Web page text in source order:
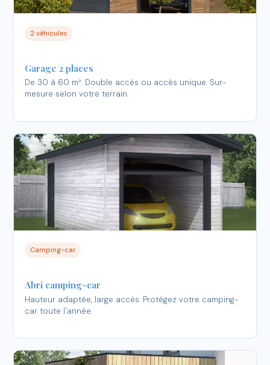
2 véhicules
Garage 2 places
De 30 à 60 m². Double accès ou accès unique. Sur-
mesure selon votre terrain.
Camping-car
Abri camping-car
Hauteur adaptée, large accès. Protégez votre camping-
car toute l'année.